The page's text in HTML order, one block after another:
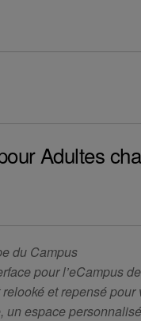
Adultes
du Campus
pour l’eCampus de
et repensé pour
un espace